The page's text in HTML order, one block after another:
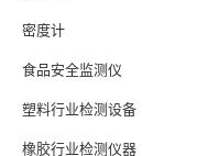
密度计
食品安全监测仪
塑料行业检测设备
橡胶行业检测仪器